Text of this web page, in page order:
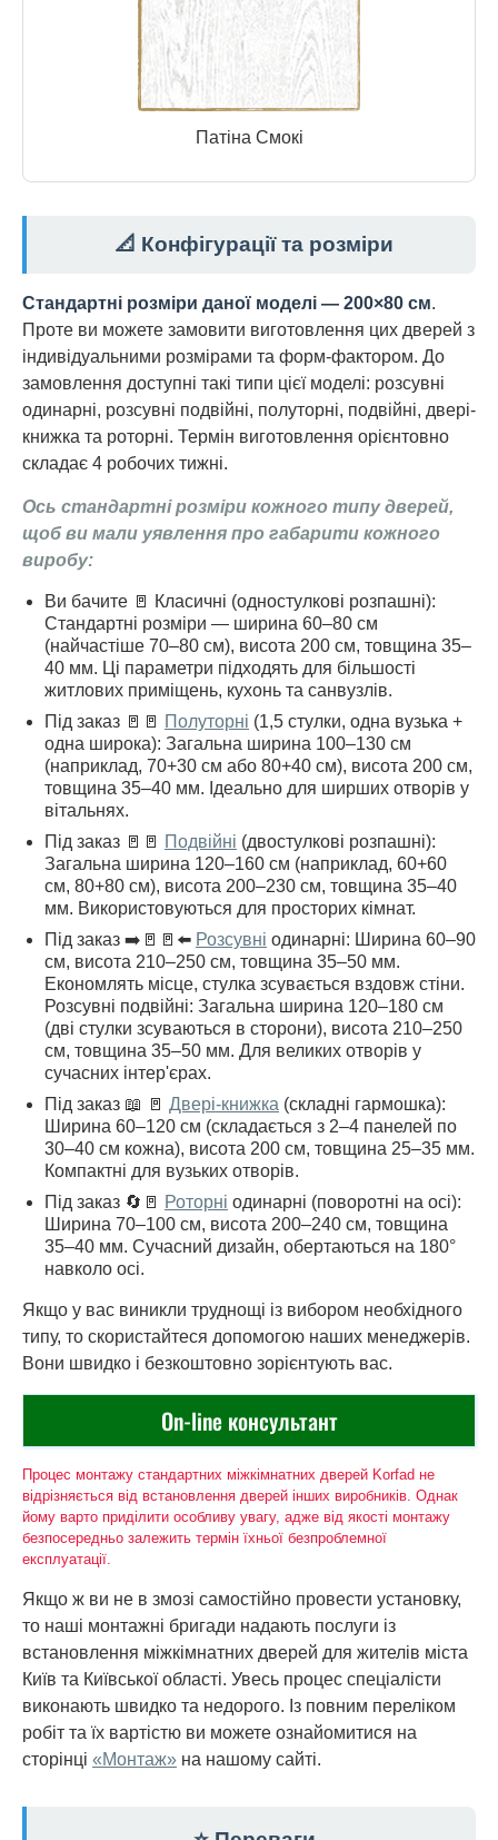
Патіна Смокі
📐 Конфігурації та розміри
Стандартні розміри даної моделі — 200×80 см.
Проте ви можете замовити виготовлення цих дверей з
індивідуальними розмірами та форм-фактором. До
замовлення доступні такі типи цієї моделі: розсувні
одинарні, розсувні подвійні, полуторні, подвійні, двері-
книжка та роторні. Термін виготовлення орієнтовно
складає 4 робочих тижні.
Ось стандартні розміри кожного типу дверей,
щоб ви мали уявлення про габарити кожного
виробу:
Ви бачите 🚪 Класичні (одностулкові розпашні):
Стандартні розміри — ширина 60–80 см
(найчастіше 70–80 см), висота 200 см, товщина 35–
40 мм. Ці параметри підходять для більшості
житлових приміщень, кухонь та санвузлів.
Під заказ 🚪🚪 Полуторні (1,5 стулки, одна вузька +
одна широка): Загальна ширина 100–130 см
(наприклад, 70+30 см або 80+40 см), висота 200 см,
товщина 35–40 мм. Ідеально для ширших отворів у
вітальнях.
Під заказ 🚪🚪 Подвійні (двостулкові розпашні):
Загальна ширина 120–160 см (наприклад, 60+60
см, 80+80 см), висота 200–230 см, товщина 35–40
мм. Використовуються для просторих кімнат.
Під заказ ➡️🚪🚪⬅️ Розсувні одинарні: Ширина 60–90
см, висота 210–250 см, товщина 35–50 мм.
Економлять місце, стулка зсувається вздовж стіни.
Розсувні подвійні: Загальна ширина 120–180 см
(дві стулки зсуваються в сторони), висота 210–250
см, товщина 35–50 мм. Для великих отворів у
сучасних інтер'єрах.
Під заказ 📖 🚪 Двері-книжка (складні гармошка):
Ширина 60–120 см (складається з 2–4 панелей по
30–40 см кожна), висота 200 см, товщина 25–35 мм.
Компактні для вузьких отворів.
Під заказ 🔄🚪 Роторні одинарні (поворотні на осі):
Ширина 70–100 см, висота 200–240 см, товщина
35–40 мм. Сучасний дизайн, обертаються на 180°
навколо осі.
Якщо у вас виникли труднощі із вибором необхідного
типу, то скористайтеся допомогою наших менеджерів.
Вони швидко і безкоштовно зорієнтують вас.
On-line консультант
Процес монтажу стандартних міжкімнатних дверей Korfad не
відрізняється від встановлення дверей інших виробників. Однак
йому варто приділити особливу увагу, адже від якості монтажу
безпосередньо залежить термін їхньої безпроблемної
експлуатації.
Якщо ж ви не в змозі самостійно провести установку,
то наші монтажні бригади надають послуги із
встановлення міжкімнатних дверей для жителів міста
Київ та Київської області. Увесь процес спеціалісти
виконають швидко та недорого. Із повним переліком
робіт та їх вартістю ви можете ознайомитися на
сторінці «Монтаж» на нашому сайті.